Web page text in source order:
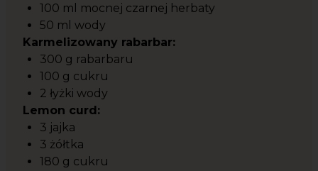
100 ml mocnej czarnej herbaty
50 ml wody
Karmelizowany rabarbar:
300 g rabarbaru
100 g cukru
2 łyżki wody
Lemon curd:
3 jajka
3 żółtka
180 g cukru